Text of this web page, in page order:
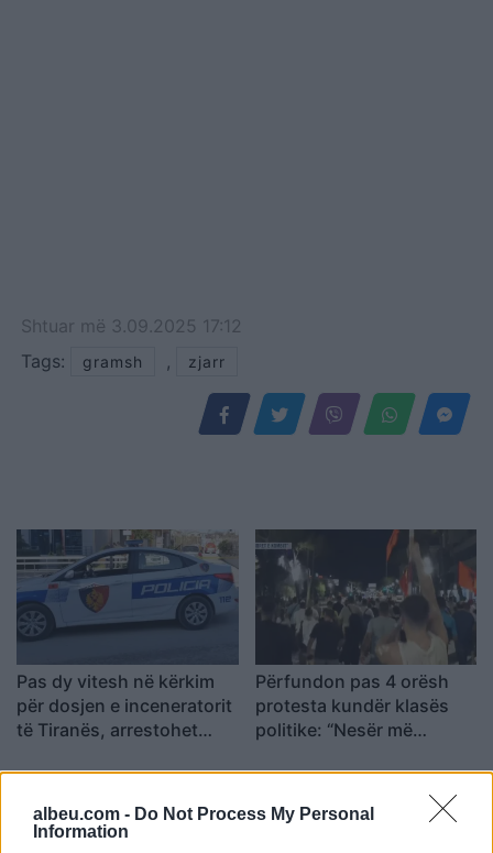
albeu.com - Do Not Process My Personal
Information
Shtuar më 3.09.2025 17:12
Tags:
gramsh , zjarr
Pas dy vitesh në kërkim
për dosjen e inceneratorit
të Tiranës, arrestohet
Palasë
Përfundon pas 4 orësh
protesta kundër klasës
politike: “Nesër më